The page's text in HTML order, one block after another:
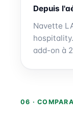
Depuis
Navette
add-on à
06 ·